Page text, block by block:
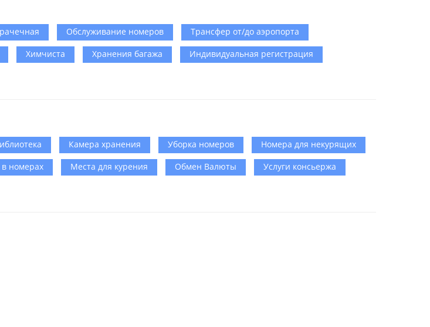
Обслуживание номеров
Трансфер от/до аэропорта
Химчиста Хранения багажа
Индивидуальная регистрация
Камера хранения Уборка номеров
Номера для некурящих
в номерах Места для курения Обмен Валюты
Услуги консьержа